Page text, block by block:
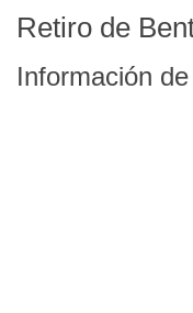
Retiro de
Información